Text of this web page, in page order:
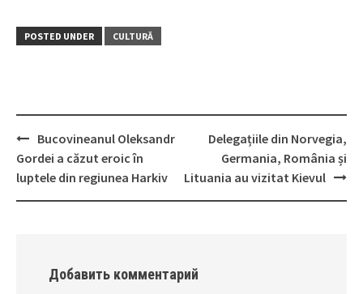
POSTED UNDER CULTURĂ
Post
navigation
Bucovineanul Oleksandr
Gordei a căzut eroic în
luptele din regiunea Harkiv
Delegațiile din Norvegia,
Germania, România și
Lituania au vizitat Kievul
Добавить комментарий